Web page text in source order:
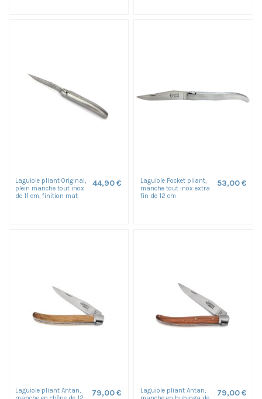
Laguiole pliant Original,
plein manche tout inox
de 11 cm, finition mat
44,90 €
Laguiole Pocket pliant,
manche tout inox extra
fin de 12 cm
53,00 €
Laguiole pliant Antan,
79,00 €
Laguiole pliant Antan,
79,00 €